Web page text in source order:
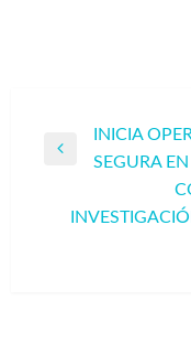
Navegación
Entrada
INICIA
SEGURA